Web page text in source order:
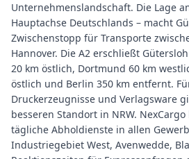
Unternehmenslandschaft. Die Lage
Hauptachse Deutschlands – macht
Zwischenstopp für Transporte
Hannover. Die A2 erschließt
20 km östlich, Dortmund 60 km
östlich und Berlin 350 km entfernt.
Druckerzeugnisse und Verlagsware
besseren Standort in NRW.
tägliche Abholdienste in allen
Industriegebiet West, Avenwedde,